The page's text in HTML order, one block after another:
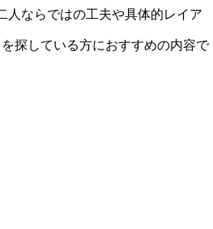
人ならではの工夫や具体的レイア
探している方におすすめの内容で